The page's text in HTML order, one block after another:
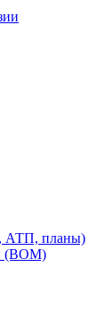
АТП, планы)
(ВОМ)